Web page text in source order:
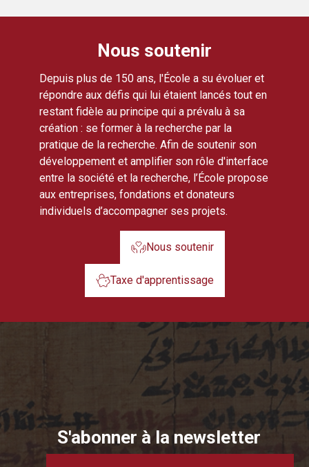
Nous soutenir
Depuis plus de 150 ans, l'École a su évoluer et
répondre aux défis qui lui étaient lancés tout en
restant fidèle au principe qui a prévalu à sa
création : se former à la recherche par la
pratique de la recherche. Afin de soutenir son
développement et amplifier son rôle d'interface
entre la société et la recherche, l’École propose
aux entreprises, fondations et donateurs
individuels d’accompagner ses projets.
Nous soutenir
Taxe d'apprentissage
S'abonner à la newsletter